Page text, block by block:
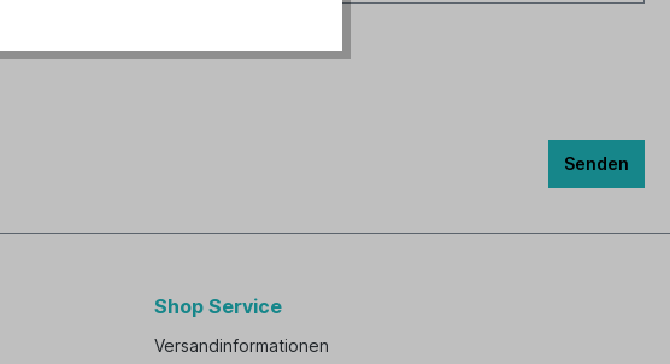
Senden
Shop Service
Versandinformationen